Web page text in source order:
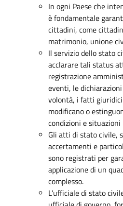
In ogni Paese che
è fondamentale
cittadini, come
matrimonio, unione
Il servizio dello stato
acclarare tali status
registrazione
eventi, le
volontà, i fatti
modificano o
condizioni e situazioni
Gli atti di stato civile,
accertamenti e
sono registrati per
applicazione di un
complesso.
L’ufficiale di stato